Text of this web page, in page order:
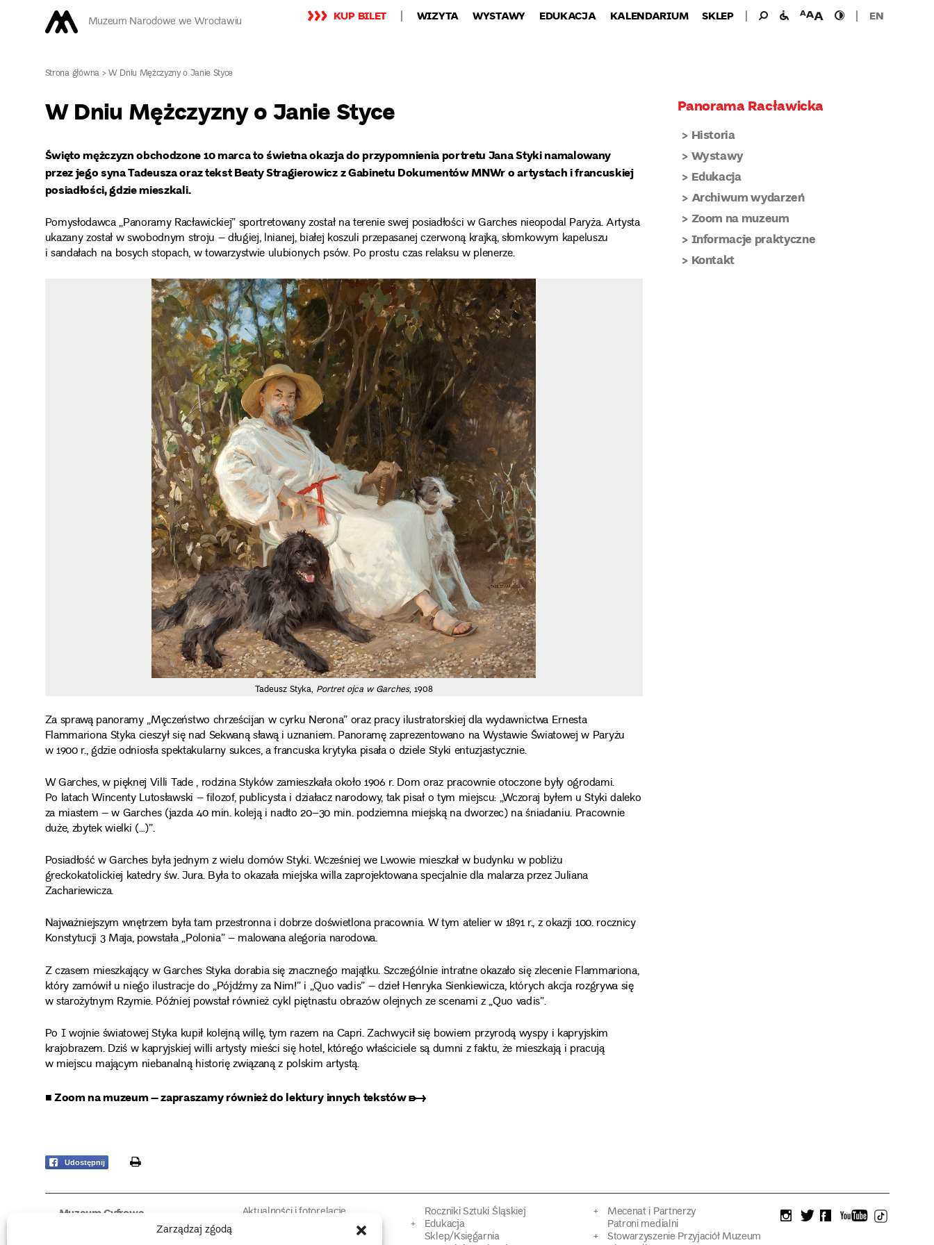
Zarządzaj zgodą
Muzeum Narodowe we Wrocławiu KUP BILET WIZYTA WYSTAWY EDUKACJA KALENDARIUM SKLEP Wyszukaj
Wyszukiwanie
dla:
udogodnieniawielkość
czcionki
wysoki
kontrast
EN
Strona główna>W Dniu Mężczyzny o Janie Styce
W Dniu Mężczyzny o Janie Styce
Święto mężczyzn obchodzone 10 marca to świetna okazja do przypomnienia portretu Jana Styki namalowany
przez jego syna Tadeusza oraz tekst Beaty Stragierowicz z Gabinetu Dokumentów MNWr o artystach i francuskiej
posiadłości, gdzie mieszkali.
Pomysłodawca „Panoramy Racławickiej” sportretowany został na terenie swej posiadłości w Garches nieopodal Paryża. Artysta
ukazany został w swobodnym stroju – długiej, lnianej, białej koszuli przepasanej czerwoną krajką, słomkowym kapeluszu
i sandałach na bosych stopach, w towarzystwie ulubionych psów. Po prostu czas relaksu w plenerze.
Tadeusz Styka, Portret ojca w Garches, 1908
Za sprawą panoramy „Męczeństwo chrześcijan w cyrku Nerona” oraz pracy ilustratorskiej dla wydawnictwa Ernesta
Flammariona Styka cieszył się nad Sekwaną sławą i uznaniem. Panoramę zaprezentowano na Wystawie Światowej w Paryżu
w 1900 r., gdzie odniosła spektakularny sukces, a francuska krytyka pisała o dziele Styki entuzjastycznie.
W Garches, w pięknej Villi Tade , rodzina Styków zamieszkała około 1906 r. Dom oraz pracownie otoczone były ogrodami.
Po latach Wincenty Lutosławski – filozof, publicysta i działacz narodowy, tak pisał o tym miejscu: „Wczoraj byłem u Styki daleko
za miastem – w Garches (jazda 40 min. koleją i nadto 20–30 min. podziemna miejską na dworzec) na śniadaniu. Pracownie
duże, zbytek wielki (…)”.
Posiadłość w Garches była jednym z wielu domów Styki. Wcześniej we Lwowie mieszkał w budynku w pobliżu
greckokatolickiej katedry św. Jura. Była to okazała miejska willa zaprojektowana specjalnie dla malarza przez Juliana
Zachariewicza.
Najważniejszym wnętrzem była tam przestronna i dobrze doświetlona pracownia. W tym atelier w 1891 r., z okazji 100. rocznicy
Konstytucji 3 Maja, powstała „Polonia” – malowana alegoria narodowa.
Z czasem mieszkający w Garches Styka dorabia się znacznego majątku. Szczególnie intratne okazało się zlecenie Flammariona,
który zamówił u niego ilustracje do „Pójdźmy za Nim!” i „Quo vadis” – dzieł Henryka Sienkiewicza, których akcja rozgrywa się
w starożytnym Rzymie. Później powstał również cykl piętnastu obrazów olejnych ze scenami z „Quo vadis”.
Po I wojnie światowej Styka kupił kolejną willę, tym razem na Capri. Zachwycił się bowiem przyrodą wyspy i kapryjskim
krajobrazem. Dziś w kapryjskiej willi artysty mieści się hotel, którego właściciele są dumni z faktu, że mieszkają i pracują
w miejscu mającym niebanalną historię związaną z polskim artystą.
■ Zoom na muzeum – zapraszamy również do lektury innych tekstów ➸
Udostępnij print
Panorama Racławicka
Historia
Wystawy
Edukacja
Archiwum wydarzeń
Zoom na muzeum
Informacje praktyczne
Kontakt
Muzeum Cyfrowe Aktualności i fotorelacje Roczniki Sztuki Śląskiej
Edukacja
Sklep/Księgarnia
Mecenat i Partnerzy
Patroni medialni
Stowarzyszenie Przyjaciół Muzeum
instagram
twitterfacebookyoutube
tiktok